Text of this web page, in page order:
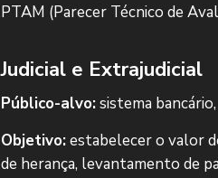
PTAM (Parecer Técnico de
Judicial e Extrajudicial
Público-alvo:sistema
Objetivo:estabelecer o valor
de herança, levantamento de